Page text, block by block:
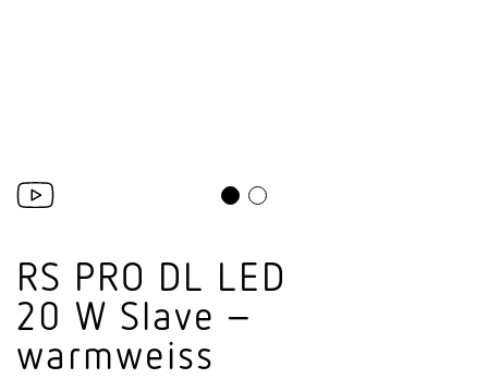
RS PRO DL LED
20 W Slave –
warmweiss